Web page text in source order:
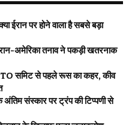
ईरान पर होने वाला है सबसे बड़ा
अमेरिका तनाव ने पकड़ी खतरनाक
समिट से पहले रूस का कहर, कीव
संस्कार पर ट्रंप की टिप्पणी से